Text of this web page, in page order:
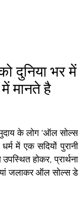
दुनिया भर में
मानते है
के लोग 'ऑल सोल्स
में एक सदियों पुरानी
होकर, प्रार्थना
जलाकर ऑल सोल्स डे